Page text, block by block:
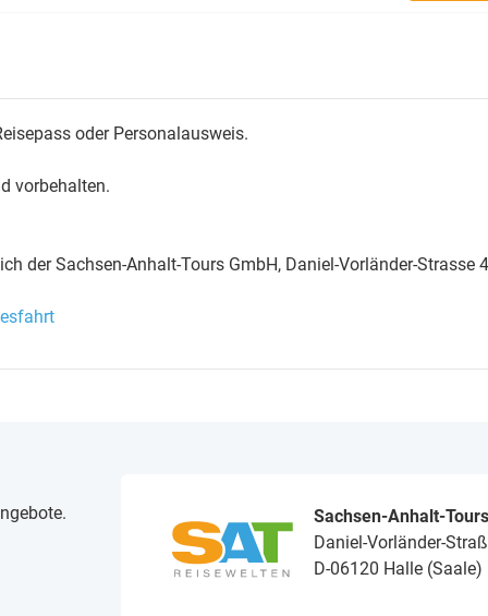
oder Personalausweis.
vorbehalten.
der Sachsen-Anhalt-Tours GmbH, Daniel-Vorländer-Strasse
Sachsen-Anhalt-
Daniel-Vorländer-
D-06120 Halle (Saale)